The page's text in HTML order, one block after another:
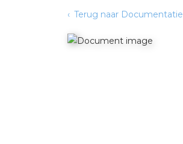
Terug naar Documentatie